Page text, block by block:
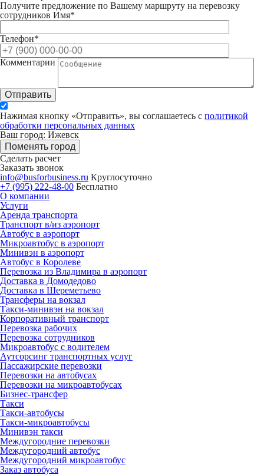
Получите предложение по Вашему маршруту на перевозку
сотрудников Имя*
Телефон*
Комментарии
Отправить
Нажимая кнопку «Отправить», вы соглашаетесь с политикой
обработки персональных данных
Ваш город: Ижевск
Поменять город
Сделать расчет
Заказать звонок
info@busforbusiness.ru Круглосуточно
+7 (995) 222-48-00 Бесплатно
О компании
Услуги
Аренда транспорта
Транспорт в/из аэропорт
Автобус в аэропорт
Микроавтобус в аэропорт
Минивэн в аэропорт
Автобус в Королеве
Перевозка из Владимира в аэропорт
Доставка в Домодедово
Доставка в Шереметьево
Трансферы на вокзал
Такси-минивэн на вокзал
Корпоративный транспорт
Перевозка рабочих
Перевозка сотрудников
Микроавтобус с водителем
Аутсорсинг транспортных услуг
Пассажирские перевозки
Перевозки на автобусах
Перевозки на микроавтобусах
Бизнес-трансфер
Такси
Такси-автобусы
Такси-микроавтобусы
Минивэн такси
Междугородние перевозки
Междугородний автобус
Междугородний микроавтобус
Заказ автобуса